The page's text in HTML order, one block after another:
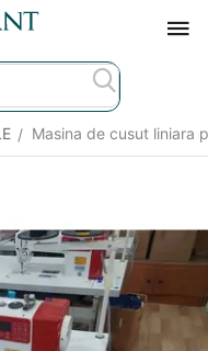
/ Masina de cusut liniara